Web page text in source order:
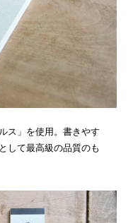
ス」を使用。書きやす
して最高級の品質のも